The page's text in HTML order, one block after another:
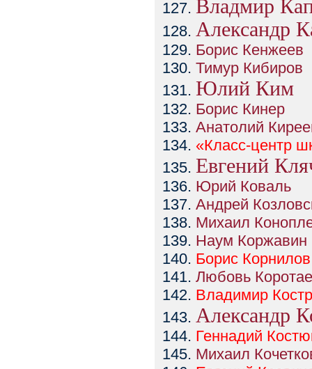
Владмир
Александр
Борис Кенжеев
Тимур Кибиров
Юлий Ким
Борис Кинер
Анатолий
«Класс-центр
Евгений
Юрий Коваль
Андрей
Михаил
Наум Коржавин
Борис Корнилов
Любовь
Владимир
Александр
Геннадий
Михаил